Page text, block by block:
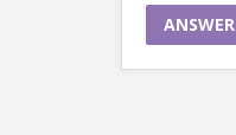
ANSWER